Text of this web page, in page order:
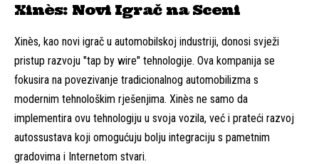
Xinès: Novi Igrač na Sceni
Xinès, kao novi igrač u automobilskoj industriji, donosi svježi
pristup razvoju "tap by wire" tehnologije. Ova kompanija se
fokusira na povezivanje tradicionalnog automobilizma s
modernim tehnološkim rješenjima. Xinès ne samo da
implementira ovu tehnologiju u svoja vozila, već i prateći razvoj
autossustava koji omogućuju bolju integraciju s pametnim
gradovima i Internetom stvari.